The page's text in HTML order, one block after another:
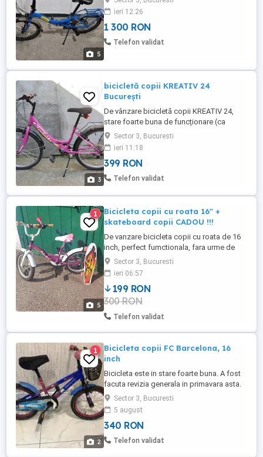
5
ieri 12:26
1 300 RON
Telefon validat
3
bicicletă copii KREATIV 24
București
De vânzare bicicletă copii KREATIV 24,
stare foarte buna de funcționare (ca
nouă). Dotare: aripioare protecție apă,
cric, portbagaj, sonerie și lumini pt
noapte. Predare personală București.
Atenție!...NU răspund la mesaje.
Sector 3, Bucuresti
ieri 11:18
399 RON
Telefon validat
5
1
Bicicleta copii cu roata 16" +
skateboard copii CADOU !!!
De vanzare bicicleta copii cu roata de 16
inch, perfect fumctionala, fara urme de
uzura excesiva. Frana spate este de tip
torpedo , se anctioneaza pedala inspre
spate pentru franare. CADOU skateboard
copii !!!
Sector 3, Bucuresti
ieri 06:57
199 RON
300 RON
Telefon validat
2
1
Bicicleta copii FC Barcelona, 16
inch
Bicicleta este in stare foarte buna. A fost
facuta revizia generala in primavara asta.
Are si rotile ajutatoare. Se vinde pentru ca
s-a cumparat ceva mai mare.
Sector 3, Bucuresti
5 august
340 RON
Telefon validat